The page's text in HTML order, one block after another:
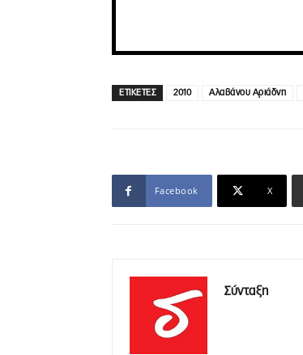
ΕΤΙΚΕΤΕΣ 2010 Αλαβάνου Αριάδνη
Facebook X
Σύνταξη